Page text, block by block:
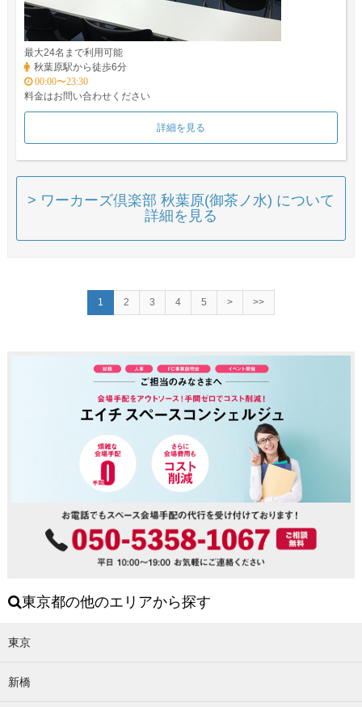
最大24名まで利用可能
秋葉原駅から徒歩6分
00:00〜23:30
料金はお問い合わせください
詳細を見る
> ワーカーズ倶楽部 秋葉原(御茶ノ水) について
詳細を見る
1 2 3 4 5 > >>
東京都の他のエリアから探す
東京
新橋